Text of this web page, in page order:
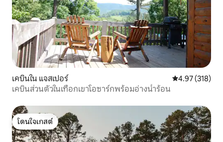
เคบินใน แจสเปอร์ คะแนนเฉลี่ย
4.97 (318)
เคบินส่วนตัวในเทือกเขาโอซาร์กพร้อมอ่างน้ำร้อน
โดนใจเกสต์
โดนใจเกสต์